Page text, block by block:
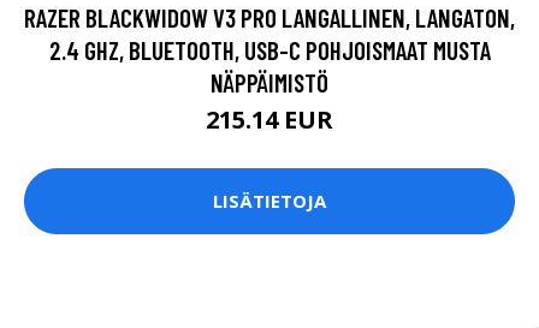
RAZER BLACKWIDOW V3 PRO LANGALLINEN, LANGATON,
2.4 GHZ, BLUETOOTH, USB-C POHJOISMAAT MUSTA
NÄPPÄIMISTÖ
215.14 EUR
LISÄTIETOJA